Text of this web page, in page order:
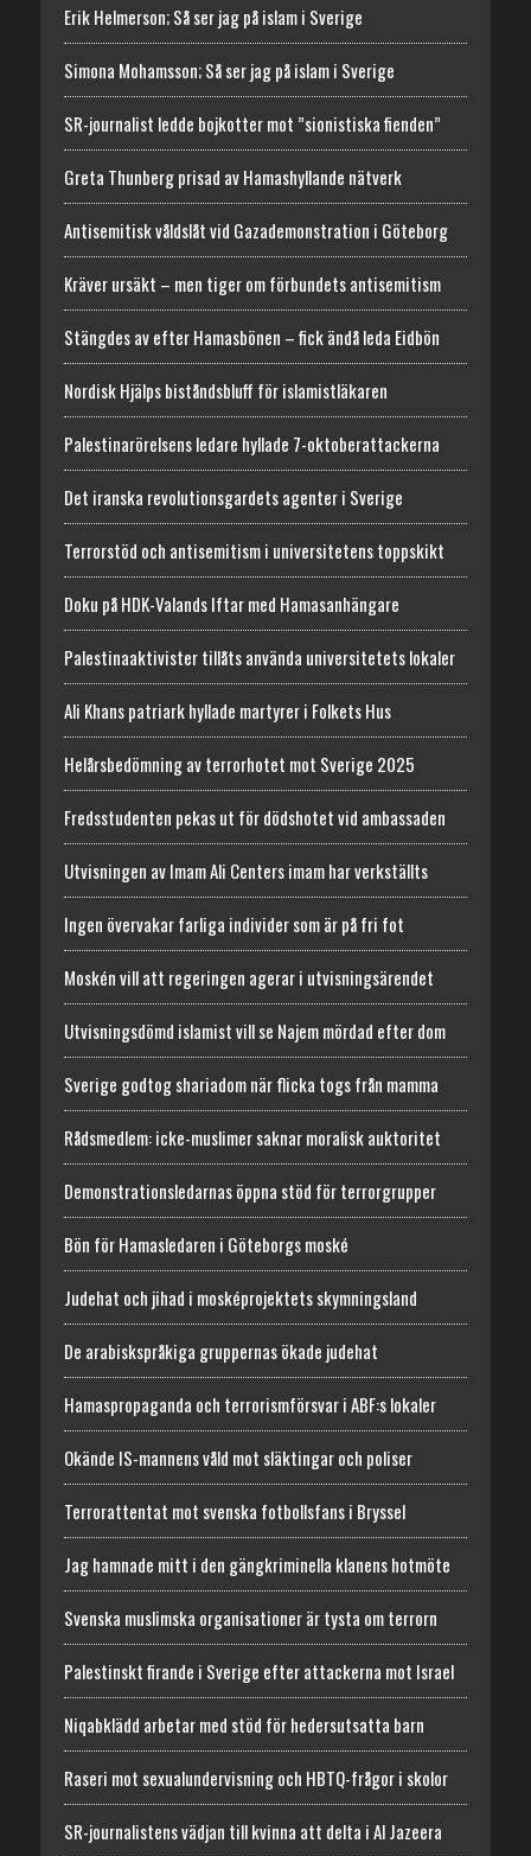
Erik Helmerson; Så ser jag på islam i Sverige
Simona Mohamsson; Så ser jag på islam i Sverige
SR-journalist ledde bojkotter mot ”sionistiska fienden”
Greta Thunberg prisad av Hamashyllande nätverk
Antisemitisk våldslåt vid Gazademonstration i Göteborg
Kräver ursäkt – men tiger om förbundets antisemitism
Stängdes av efter Hamasbönen – fick ändå leda Eidbön
Nordisk Hjälps biståndsbluff för islamistläkaren
Palestinarörelsens ledare hyllade 7-oktoberattackerna
Det iranska revolutionsgardets agenter i Sverige
Terrorstöd och antisemitism i universitetens toppskikt
Doku på HDK-Valands Iftar med Hamasanhängare
Palestinaaktivister tillåts använda universitetets lokaler
Ali Khans patriark hyllade martyrer i Folkets Hus
Helårsbedömning av terrorhotet mot Sverige 2025
Fredsstudenten pekas ut för dödshotet vid ambassaden
Utvisningen av Imam Ali Centers imam har verkställts
Ingen övervakar farliga individer som är på fri fot
Moskén vill att regeringen agerar i utvisningsärendet
Utvisningsdömd islamist vill se Najem mördad efter dom
Sverige godtog shariadom när flicka togs från mamma
Rådsmedlem: icke-muslimer saknar moralisk auktoritet
Demonstrationsledarnas öppna stöd för terrorgrupper
Bön för Hamasledaren i Göteborgs moské
Judehat och jihad i mosképrojektets skymningsland
De arabiskspråkiga gruppernas ökade judehat
Hamaspropaganda och terrorismförsvar i ABF:s lokaler
Okände IS-mannens våld mot släktingar och poliser
Terrorattentat mot svenska fotbollsfans i Bryssel
Jag hamnade mitt i den gängkriminella klanens hotmöte
Svenska muslimska organisationer är tysta om terrorn
Palestinskt firande i Sverige efter attackerna mot Israel
Niqabklädd arbetar med stöd för hedersutsatta barn
Raseri mot sexualundervisning och HBTQ-frågor i skolor
SR-journalistens vädjan till kvinna att delta i Al Jazeera